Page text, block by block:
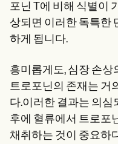
포닌 T에 비해 식별이
상되면 이러한 독특한
하게 됩니다.
흥미롭게도, 심장 손상
트로포닌의 존재는 거
다.이러한 결과는 의심
후에 혈류에서 트로포
채취하는 것이 중요하